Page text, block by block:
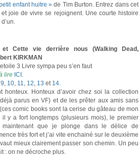
enfant huitre » de Tim Burton. Entrez dans cet
joie de vivre se rejoignent. Une courte histoire
et Cette vie derrière nous (Walking Dead,
KIRKMAN
Livre sympa peu s’en faut
lire ICI .
9, 10, 11, 12, 13 et 14.
honteux. Honteux d’avoir chez soi la collection
parus en VF) et de les prêter aux amis sans
comic books sont la cerise du gâteau de mon
il y a fort longtemps (plusieurs mois), le premier
maintenant que je plonge dans le délice de
très fort et j’ai vite enchainé sur le deuxième
mieux clairement passer son chemin. Un peu
: on ne décroche plus.